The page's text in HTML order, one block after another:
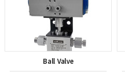
Ball Valve